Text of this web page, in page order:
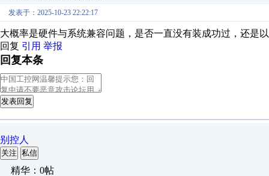
发表于：2025-10-23 22:22:17
大概率是硬件与系统兼容问题，是否一直没有装成功过，还是
回复 引用 举报
回复本条
发表回复
别控人
关注 私信
精华：0帖